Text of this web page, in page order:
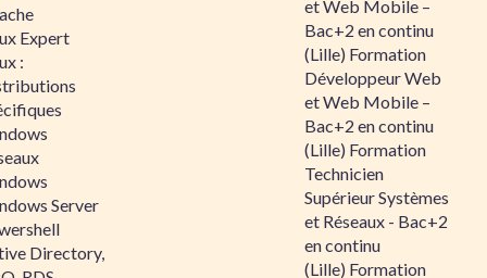
Expert
:
Server
Directory,
et Web Mobile –
Bac+2 en continu
(Lille) Formation
Développeur Web
et Web Mobile –
Bac+2 en continu
(Lille) Formation
Technicien
Supérieur Systèmes
et Réseaux - Bac+2
en continu
(Lille) Formation